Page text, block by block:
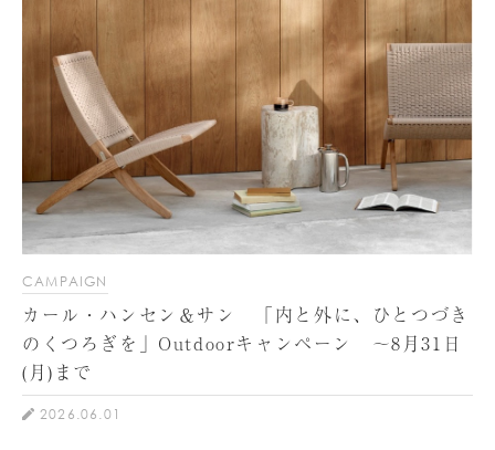
CAMPAIGN
カール・ハンセン＆サン 「内と外に、ひとつづき
のくつろぎを」Outdoorキャンペーン ～8月31日
(月)まで
2026.06.01